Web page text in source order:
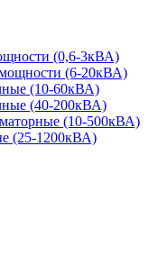
(0,6-3кВА)
(6-20кВА)
(10-60кВА)
(40-200кВА)
(10-500кВА)
(25-1200кВА)